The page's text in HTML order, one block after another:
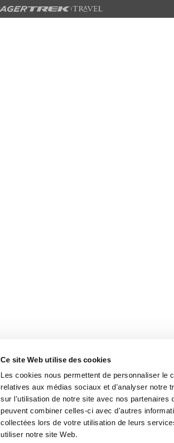
Ce site Web utilise des cookies
Les cookies nous permettent de personnaliser le
relatives aux médias sociaux et d'analyser notre
sur l'utilisation de notre site avec nos
peuvent combiner celles-ci avec d'autres
collectées lors de votre utilisation de leurs
utiliser notre site Web.